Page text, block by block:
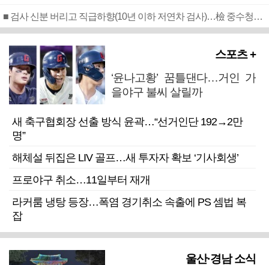
■ 검사 신분 버리고 직급하향(10년 이하 저연차 검사)…檢 중수청행 기피
스포츠 +
‘윤나고황’ 꿈틀댄다…거인 가
을야구 불씨 살릴까
새 축구협회장 선출 방식 윤곽…“선거인단 192→2만
명”
해체설 뒤집은 LIV 골프…새 투자자 확보 ‘기사회생’
프로야구 취소…11일부터 재개
라커룸 냉탕 등장…폭염 경기취소 속출에 PS 셈법 복
잡
울산·경남 소식